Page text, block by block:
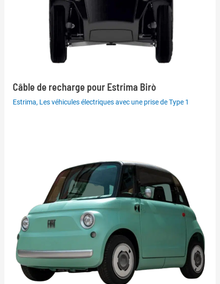
Câble de recharge pour Estrima Birò
Estrima, Les véhicules électriques avec une prise de Type 1